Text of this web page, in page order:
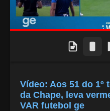
Vídeo: Aos 51 do 1º
da Chape, leva
VAR futebol ge